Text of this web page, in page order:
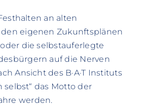
an alten
eigenen Zukunftsplänen
die selbstauferlegte
auf die Nerven
Ansicht des B·A·T Instituts
selbst“ das Motto der
werden.